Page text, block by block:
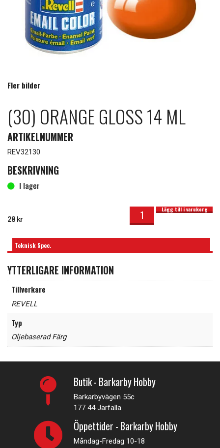
Fler bilder
(30) ORANGE GLOSS 14 ML
ARTIKELNUMMER
REV32130
BESKRIVNING
I lager
28 kr
I lager
(30) orange gloss 14 ml mängd Lägg till i varukorg
Teknisk Spec.
YTTERLIGARE INFORMATION
Tillverkare
REVELL
Typ
Oljebaserad Färg
Butik - Barkarby Hobby
Barkarbyvägen 55c
177 44 Järfälla
Öppettider - Barkarby Hobby
Måndag-Fredag 10-18